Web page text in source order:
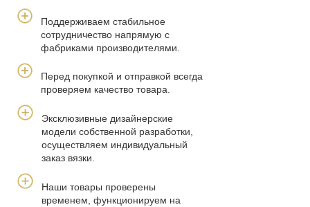
Поддерживаем стабильное
сотрудничество напрямую с
фабриками производителями.
Перед покупкой и отправкой всегда
проверяем качество товара.
Эксклюзивные дизайнерские
модели собственной разработки,
осуществляем индивидуальный
заказ вязки.
Наши товары проверены
временем, функционируем на